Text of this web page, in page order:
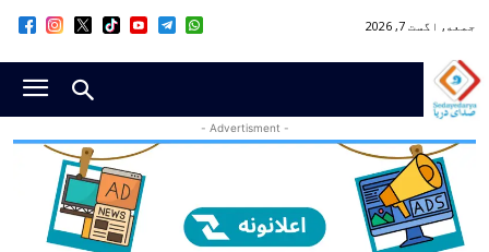
جمعه, اگست 7, 2026
- Advertisment -